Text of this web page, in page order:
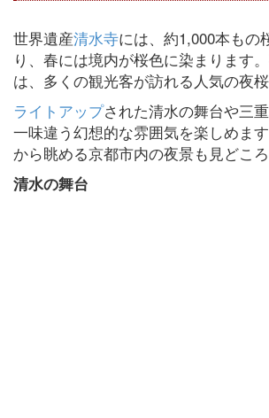
世界遺産清水寺には、約1,000本もの
り、春には境内が桜色に染まります
は、多くの観光客が訪れる人気の夜桜
ライトアップされた清水の舞台や三
一味違う幻想的な雰囲気を楽しめます
から眺める京都市内の夜景も見どころ
清水の舞台